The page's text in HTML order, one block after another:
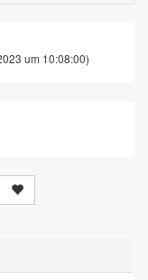
um 10:08:00)